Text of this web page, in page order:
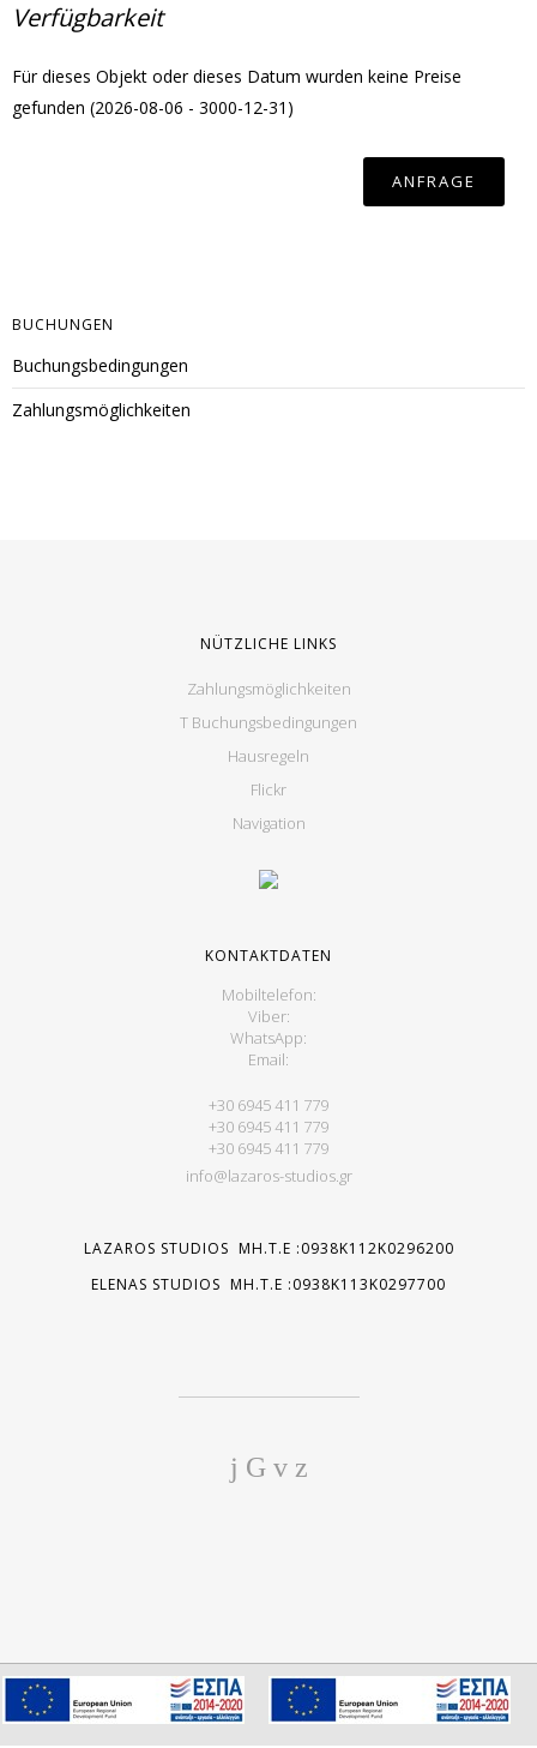
I consent
We use cookies to ensure you get the best experience on our
website
Verfügbarkeit
Für dieses Objekt oder dieses Datum wurden keine Preise
gefunden (2026-08-06 - 3000-12-31)
BUCHUNGEN
Buchungsbedingungen
Zahlungsmöglichkeiten
NÜTZLICHE LINKS
Zahlungsmöglichkeiten
T Buchungsbedingungen
Hausregeln
Flickr
Navigation
KONTAKTDATEN
Mobiltelefon:
Viber:
WhatsApp:
Email:
+30 6945 411 779
+30 6945 411 779
+30 6945 411 779
info@lazaros-studios.gr
LAZAROS STUDIOS MH.T.E :0938K112K0296200
ELENAS STUDIOS MH.T.E :0938K113K0297700